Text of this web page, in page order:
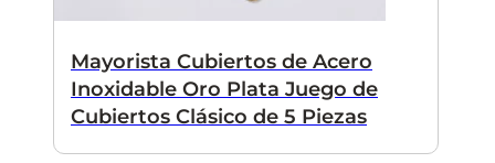
Mayorista Cubiertos de Acero
Inoxidable Oro Plata Juego de
Cubiertos Clásico de 5 Piezas